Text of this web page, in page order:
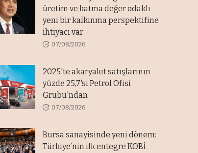
üretim ve katma değer odaklı
yeni bir kalkınma perspektifine
ihtiyacı var
07/08/2026
2025'te akaryakıt satışlarının
yüzde 25,7'si Petrol Ofisi
Grubu'ndan
07/08/2026
Bursa sanayisinde yeni dönem:
Türkiye’nin ilk entegre KOBİ